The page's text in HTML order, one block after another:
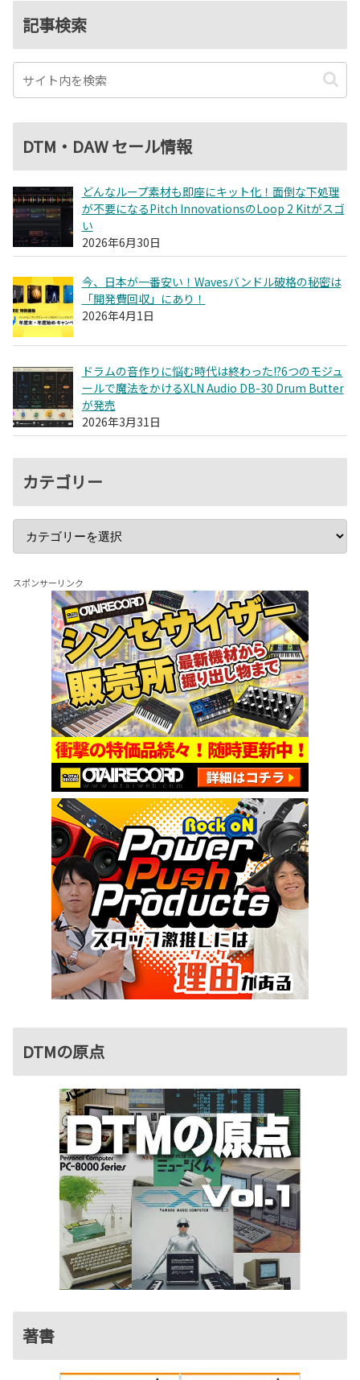
記事検索
DTM・DAW セール情報
どんなループ素材も即座にキット化！面倒な下処理
が不要になるPitch InnovationsのLoop 2 Kitがスゴ
い
2026年6月30日
今、日本が一番安い！Wavesバンドル破格の秘密は
「開発費回収」にあり！
2026年4月1日
ドラムの音作りに悩む時代は終わった!?6つのモジュ
ールで魔法をかけるXLN Audio DB-30 Drum Butter
が発売
2026年3月31日
カテゴリー
スポンサーリンク
DTMの原点
著書